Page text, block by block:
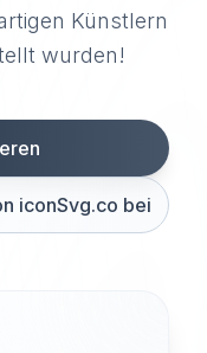
Künstlern
wurden!
iconSvg.co bei